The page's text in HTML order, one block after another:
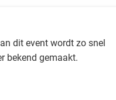
dit event wordt zo snel
bekend gemaakt.